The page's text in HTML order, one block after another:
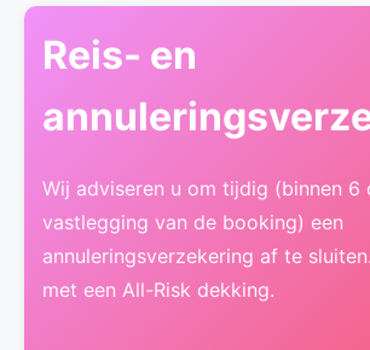
Reis- en
Wij adviseren u om tijdig (binnen 6
vastlegging van de booking) een
annuleringsverzekering af te
met een All-Risk dekking.